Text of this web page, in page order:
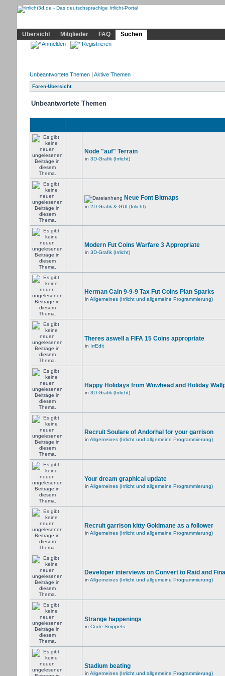
Übersicht
Mitglieder FAQ Suchen
Anmelden Registrieren
Unbeantwortete Themen| Aktive Themen
Foren-Übersicht
Unbeantwortete Themen
Node "auf" Terrain
in 3D-Grafik (Irrlicht)
Neue Font Bitmaps
in 2D-Grafik & GUI (Irrlicht)
Modern Fut Coins Warfare 3 Appropriate
in 3D-Grafik (Irrlicht)
Herman Cain 9-9-9 Tax Fut Coins Plan Sparks
in Allgemeines (Irrlicht und allgemeine Programmierung)
Theres aswell a FIFA 15 Coins appropriate
in IrrEdit
Happy Holidays from Wowhead and Holiday
in 3D-Grafik (Irrlicht)
Recruit Soulare of Andorhal for your garrison
in Allgemeines (Irrlicht und allgemeine Programmierung)
Your dream graphical update
in Allgemeines (Irrlicht und allgemeine Programmierung)
Recruit garrison kitty Goldmane as a follower
in Allgemeines (Irrlicht und allgemeine Programmierung)
Developer interviews on Convert to Raid and
in Allgemeines (Irrlicht und allgemeine Programmierung)
Strange happenings
in Code Snippets
Stadium beating
in Allgemeines (Irrlicht und allgemeine Programmierung)